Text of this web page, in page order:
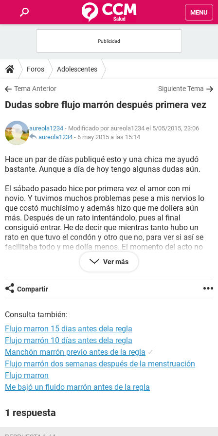
MENU
FOROS
SALUD
NUTRICIÓN
BIENESTAR
SEXUALIDAD
GLOSARIO
Foros Adolescentes
Tema Anterior Siguiente Tema
Dudas sobre flujo marrón después primera vez
aureola1234 - Modificado por aureola1234 el 5/05/2015, 23:06
aureola1234 - 6 may 2015 a las 15:14
Hace un par de días publiqué esto y una chica me ayudó
bastante. Aunque a día de hoy tengo algunas dudas aún.
El sábado pasado hice por primera vez el amor con mi
novio. Y tuvimos muchos problemas pese a mis nervios lo
que costó muchísimo y además hizo que me doliera aún
más. Después de un rato intentándolo, pues al final
consiguió entrar. He de decir que mientras tanto hubo un
rato en que tuvo el condón y otro que no, para ver si así se
facilitaba todo y me dolía menos. El momento del acto no
duró más de un minuto, además en el momento en que yo
empecé a sangrar lo dejamos. Desde ese momento estuve
días me ha estado saliendo flujo marrón. No es la primera
vez que me sale, siempre me suele salir antes de la regla o
que estoy algo asustada. Además, por estas fechas, estos
días, me toca que me baje la regla. Yo estoy normal
físicamente, excepto preocupada por si ha podido pasar
algo. También era uno de mis días menos fértiles. Por una
parte pienso que no puede ser, pero por otra conozco el
riesgo. Él no eyaculó por cierto. Alguien sabe algo o podría
darme su ayuda? Gracias de antemano
Es cierto que la regla pueda retrasarse por nervios? Me toca
único que me sale es una especie de flujo marrón, que
Ver más
Compartir
Consulta también:
Flujo marron 15 dias antes dela regla
Flujo marrón 10 días antes dela regla
Manchón marrón previo antes de la regla ✓
Flujo marrón dos semanas después de la menstruación
Flujo marron
Me bajó un fluido marrón antes de la regla
1 respuesta